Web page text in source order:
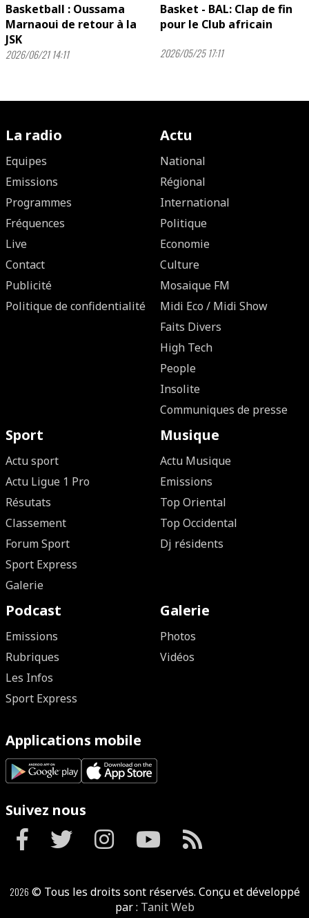
Basketball : Oussama
Marnaoui de retour à la
JSK
2026/06/21 14:11
Basket - BAL: Clap de fin
pour le Club africain
2026/05/25 17:11
La radio
Equipes
Emissions
Programmes
Fréquences
Live
Contact
Publicité
Politique de confidentialité
Actu
National
Régional
International
Politique
Economie
Culture
Mosaique FM
Midi Eco / Midi Show
Faits Divers
High Tech
People
Insolite
Communiques de presse
Sport
Actu sport
Actu Ligue 1 Pro
Résutats
Classement
Forum Sport
Sport Express
Galerie
Musique
Actu Musique
Emissions
Top Oriental
Top Occidental
Dj résidents
Podcast
Emissions
Rubriques
Les Infos
Sport Express
Galerie
Photos
Vidéos
Applications mobile
Suivez nous
2026 © Tous les droits sont réservés. Conçu et développé
par : Tanit Web